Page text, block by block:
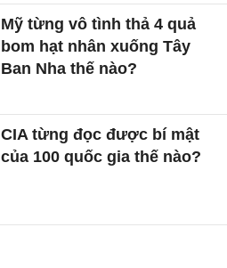
Mỹ từng vô tình thả 4 quả
bom hạt nhân xuống Tây
Ban Nha thế nào?
CIA từng đọc được bí mật
của 100 quốc gia thế nào?